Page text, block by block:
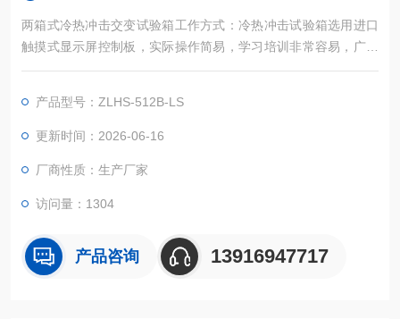
两箱式冷热冲击交变试验箱工作方式：冷热冲击试验箱选用进口
触摸式显示屏控制板，实际操作简易，学习培训非常容易，广泛
运用于半导体元器件、电子设备、塑胶五金构件化工原料和别的*
产品型号：ZLHS-512B-LS
更新时间：2026-06-16
厂商性质：生产厂家
访问量：1304
产品咨询 13916947717